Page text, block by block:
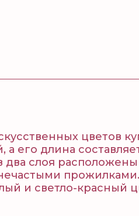
цветов
его длина
два слоя
и светло-красный